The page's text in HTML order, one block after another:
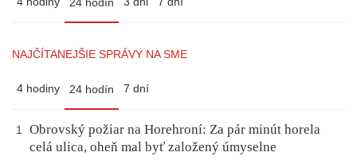
NAJČÍTANEJŠIE SPRÁVY NA SME
4 hodiny 24 hodín 7 dní
1
Obrovský požiar na Horehroní: Za pár minút horela
celá ulica, oheň mal byť založený úmyselne